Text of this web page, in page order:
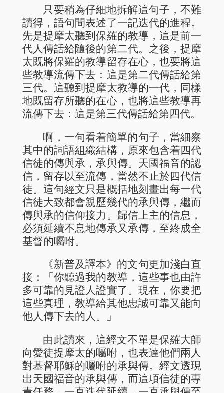
只要稍為仔細地拆解這句子，不難
讀得，語句間表述了一記迭代的進程。
先是提摩太聽到保羅的教導，這是前一
代人傳話給隨後的第二代。之後，提摩
太既將保羅的教導留存在心，也要將這
些教導流傳下去：這是第二代傳話給第
三代。這聽到提摩太教導的一代，同樣
地既留存所聽的在心，也將這些教導再
流傳下去：這是第三代傳話給第四代。
啊，一句看着簡單的句子，當細察
其中的詞語組織結構，原來包含着四代
信徒的傳與承，承與傳。天國福音的認
信，留存以至流傳，當然不止於四代信
徒。這句經文只是概括地刻畫出每一代
信徒大致都會親歷幾代的承與傳，繼而
傳與承的信仰接力。歸信上主的信息，
必須延續不息地傳承又承傳，至終成全
基督的囑咐。
《新普及譯本》的文句更加淺白直
接：「你聽過我的教導，這些事也由許
多可靠的見證人證實了。現在，你要把
這些真理，教導給其他忠誠可靠又能向
他人傳下去的人。」
由此讀來，這經文不單是保羅大師
向愛徒提摩太的囑咐，也表達他們兩人
對基督耶穌的囑咐的承與傳。經文透現
出天國福音的承與傳，而這項信徒的專